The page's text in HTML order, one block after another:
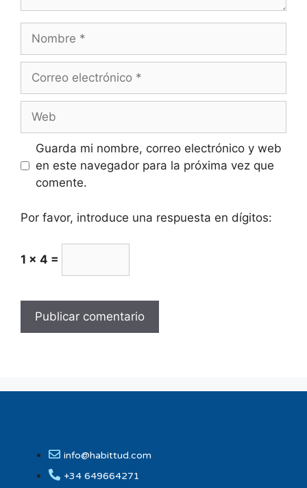
Guarda mi nombre, correo electrónico y web
en este navegador para la próxima vez que
comente.
Por favor, introduce una respuesta en dígitos:
1 × 4 =
info@habittud.com
+34 649664271